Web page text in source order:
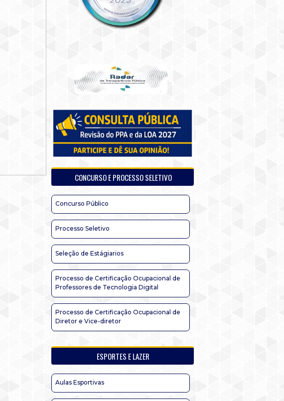
CONCURSO E PROCESSO SELETIVO
Concurso Público
Processo Seletivo
Seleção de Estágiarios
Processo de Certificação Ocupacional de
Professores de Tecnologia Digital
Processo de Certificação Ocupacional de
Diretor e Vice-diretor
ESPORTES E LAZER
Aulas Esportivas